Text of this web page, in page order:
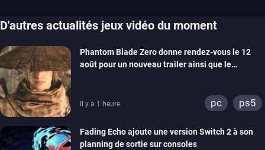
D'autres actualités jeux vidéo du moment
Phantom Blade Zero donne rendez-vous le 12
août pour un nouveau trailer ainsi que le
Il y a 1 heure pc ps5
Fading Echo ajoute une version Switch 2 à son
planning de sortie sur consoles